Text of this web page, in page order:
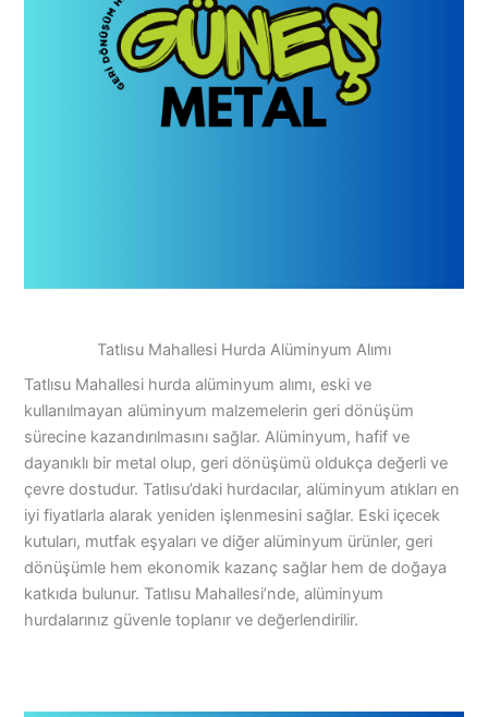
Tatlısu Mahallesi Hurda Alüminyum Alımı
Tatlısu Mahallesi hurda alüminyum alımı, eski ve
kullanılmayan alüminyum malzemelerin geri dönüşüm
sürecine kazandırılmasını sağlar. Alüminyum, hafif ve
dayanıklı bir metal olup, geri dönüşümü oldukça değerli ve
çevre dostudur. Tatlısu’daki hurdacılar, alüminyum atıkları en
iyi fiyatlarla alarak yeniden işlenmesini sağlar. Eski içecek
kutuları, mutfak eşyaları ve diğer alüminyum ürünler, geri
dönüşümle hem ekonomik kazanç sağlar hem de doğaya
katkıda bulunur. Tatlısu Mahallesi’nde, alüminyum
hurdalarınız güvenle toplanır ve değerlendirilir.